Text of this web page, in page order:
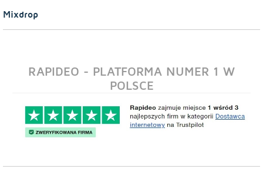
Mixdrop
RAPIDEO - PLATFORMA NUMER 1 W
POLSCE